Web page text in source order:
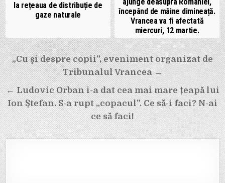
la rețeaua de distribuție de
gaze naturale
începând de mâine dimineață.
Vrancea va fi afectată
miercuri, 12 martie.
Navigare
în
articole
„Cu şi despre copii”, eveniment organizat de
Tribunalul Vrancea →
← Ludovic Orban i-a dat cea mai mare țeapă lui
Ion Ștefan. S-a rupt „copacul”. Ce să-i faci? N-ai
ce să faci!